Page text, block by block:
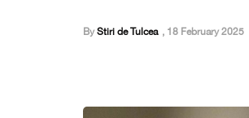
By Stiri de Tulcea , 18 February 2025